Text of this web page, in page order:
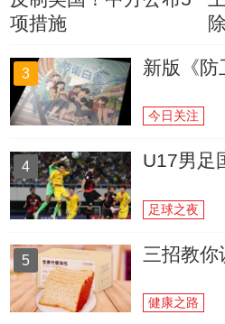
项措施
3 新版《防
今日关注
4 U17男足
足球之夜
5 三招教你
健康之路